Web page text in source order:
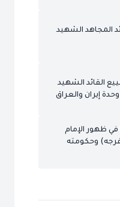
المجاهد الشهيد
القائد الشهيد
إيران والعراق
في ظهور الإمام
وحكومته